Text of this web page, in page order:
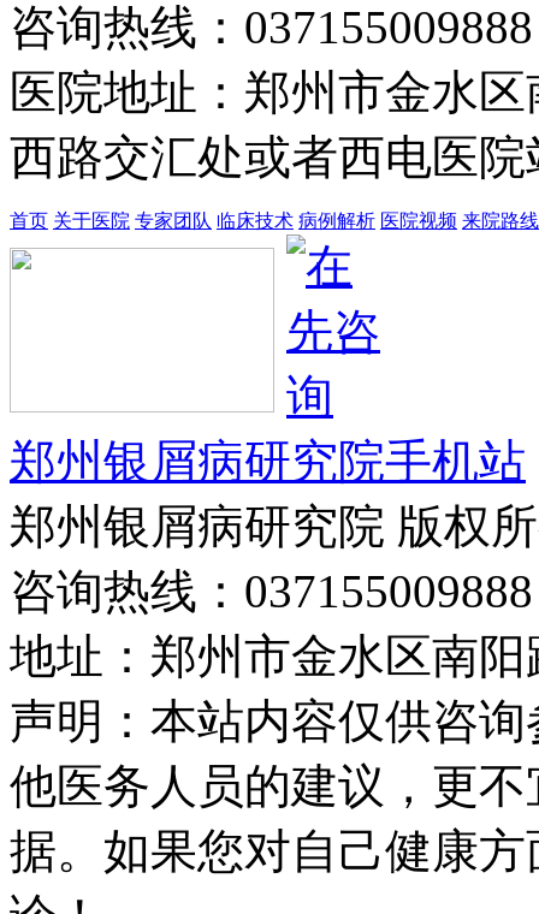
咨询热线：037155009888
医院地址：郑州市金水
西路交汇处或者西电医
首页 关于医院 专家团队 临床技术 病例解析 医院视频 来院路线
郑州银屑病研究院手机站
郑州银屑病研究院 版权
咨询热线：
地址：郑州市金水区南阳
声明：本站内容仅供咨
他医务人员的建议，更
据。如果您对自己健康